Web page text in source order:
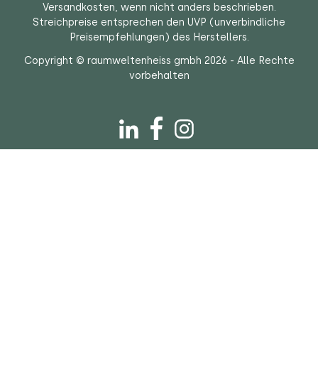
Versandkosten, wenn nicht anders beschrieben.
Streichpreise entsprechen den UVP (unverbindliche
Preisempfehlungen) des Herstellers.
Copyright © raumweltenheiss gmbh 2026 - Alle Rechte
vorbehalten